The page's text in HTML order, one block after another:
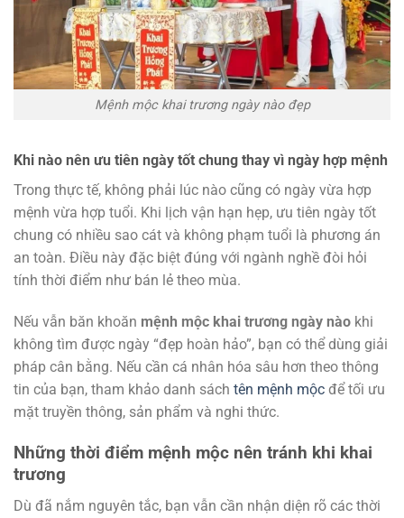
Mệnh mộc khai trương ngày nào đẹp
Khi nào nên ưu tiên ngày tốt chung thay vì ngày hợp mệnh
Trong thực tế, không phải lúc nào cũng có ngày vừa hợp
mệnh vừa hợp tuổi. Khi lịch vận hạn hẹp, ưu tiên ngày tốt
chung có nhiều sao cát và không phạm tuổi là phương án
an toàn. Điều này đặc biệt đúng với ngành nghề đòi hỏi
tính thời điểm như bán lẻ theo mùa.
Nếu vẫn băn khoăn mệnh mộc khai trương ngày nào khi
không tìm được ngày “đẹp hoàn hảo”, bạn có thể dùng giải
pháp cân bằng. Nếu cần cá nhân hóa sâu hơn theo thông
tin của bạn, tham khảo danh sách tên mệnh mộc để tối ưu
mặt truyền thông, sản phẩm và nghi thức.
Những thời điểm mệnh mộc nên tránh khi khai
trương
Dù đã nắm nguyên tắc, bạn vẫn cần nhận diện rõ các thời